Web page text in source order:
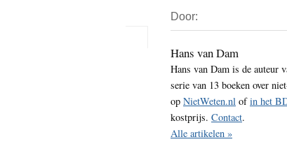
d
e
z
e
s
i
t
n
n
e
z
e
Sidebar
Door:
Hans van Dam
Hans van Dam is de auteur
serie van 13 boeken over
op NietWeten.nl ofin het
kostprijs. Contact.
Alle artikelen »